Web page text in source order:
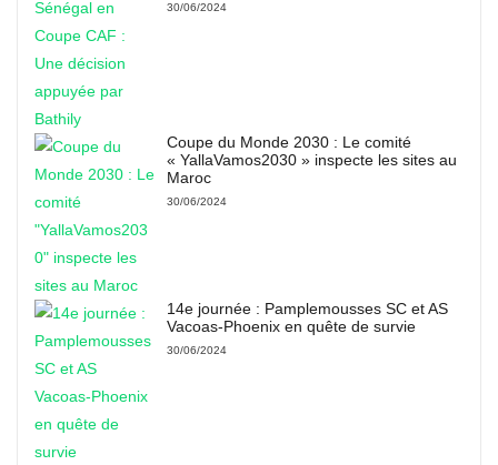
30/06/2024
Coupe du Monde 2030 : Le comité
« YallaVamos2030 » inspecte les sites au
Maroc
30/06/2024
14e journée : Pamplemousses SC et AS
Vacoas-Phoenix en quête de survie
30/06/2024